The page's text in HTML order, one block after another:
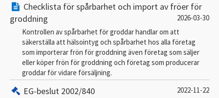
Checklista för spårbarhet och import av fröer för
groddning
2026-03-30
Kontrollen av spårbarhet för groddar handlar om att
säkerställa att hälsointyg och spårbarhet hos alla företag
som importerar frön för groddning även företag som säljer
eller köper frön för groddning och företag som producerar
groddar för vidare försäljning.
EG-beslut 2002/840 2022-11-22